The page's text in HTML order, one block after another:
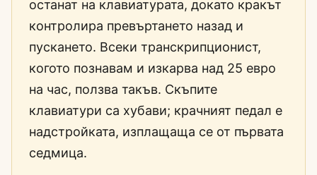
останат на клавиатурата, докато кракът
контролира превъртането назад и
пускането. Всеки транскрипционист,
когото познавам и изкарва над 25 евро
на час, ползва такъв. Скъпите
клавиатури са хубави; крачният педал е
надстройката, изплащаща се от първата
седмица.